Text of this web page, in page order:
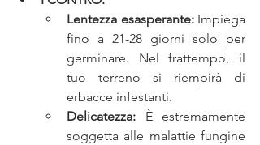
Lentezza esasperante: Impiega
fino a 21-28 giorni solo per
germinare. Nel frattempo, il
tuo terreno si riempirà di
erbacce infestanti.
Delicatezza: È estremamente
soggetta alle malattie fungine